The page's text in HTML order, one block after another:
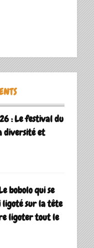
: Le festival du
diversité et
bobolo qui se
ligoté sur la tête
ligoter tout le